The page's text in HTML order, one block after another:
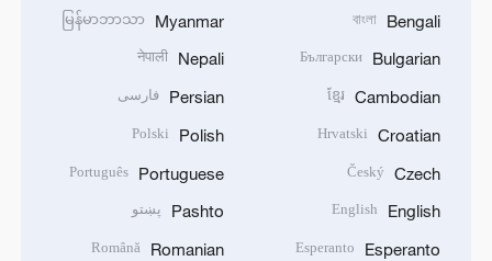
Bengali
বাংলা
Bulgarian
Български
Cambodian
ខ្មែរ
Croatian
Hrvatski
Czech
Český
English
English
Esperanto
Esperanto
Myanmar
မြန်မာဘာသာ
Nepali
नेपाली
Persian فارسی
Polish
Polski
Portuguese
Português
Pashto پښتو
Romanian
Română